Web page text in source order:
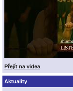
Přejít na videa
Aktuality